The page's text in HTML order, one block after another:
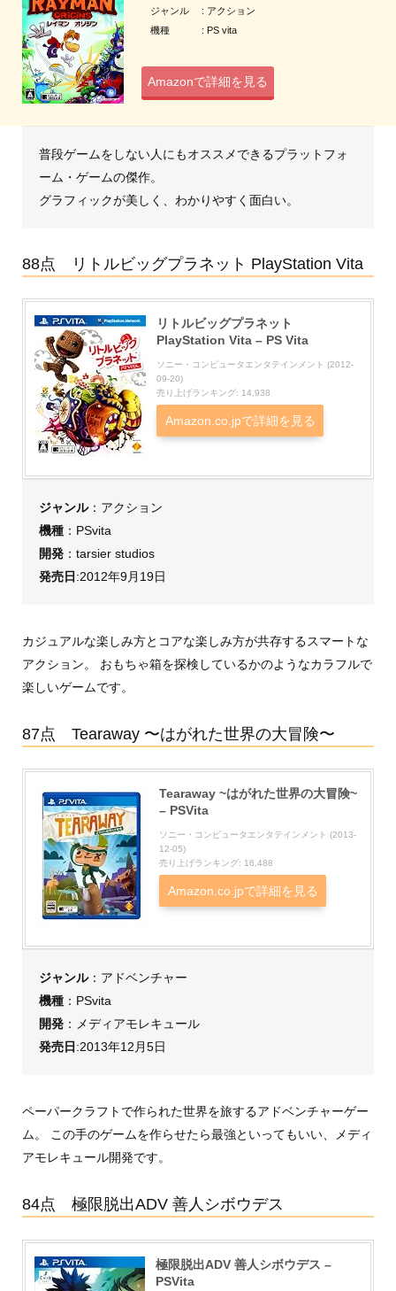
ジャンル : アクション
機種 : PS vita
Amazonで詳細を見る
普段ゲームをしない人にもオススメできるプラットフォ
ーム・ゲームの傑作。
グラフィックが美しく、わかりやすく面白い。
88点 リトルビッグプラネット PlayStation Vita
リトルビッグプラネット
PlayStation Vita – PS Vita
ソニー・コンピュータエンタテインメント (2012-
09-20)
売り上げランキング: 14,938
Amazon.co.jpで詳細を見る
ジャンル：アクション
機種：PSvita
開発：tarsier studios
発売日 :2012年9月19日
カジュアルな楽しみ方とコアな楽しみ方が共存するスマートな
アクション。 おもちゃ箱を探検しているかのようなカラフルで
楽しいゲームです。
87点 Tearaway 〜はがれた世界の大冒険〜
Tearaway ~はがれた世界の大冒険~
– PSVita
ソニー・コンピュータエンタテインメント (2013-
12-05)
売り上げランキング: 16,488
Amazon.co.jpで詳細を見る
ジャンル：アドベンチャー
機種：PSvita
開発：メディアモレキュール
発売日 :2013年12月5日
ペーパークラフトで作られた世界を旅するアドベンチャーゲー
ム。 この手のゲームを作らせたら最強といってもいい、メディ
アモレキュール開発です。
84点 極限脱出ADV 善人シボウデス
極限脱出ADV 善人シボウデス –
PSVita